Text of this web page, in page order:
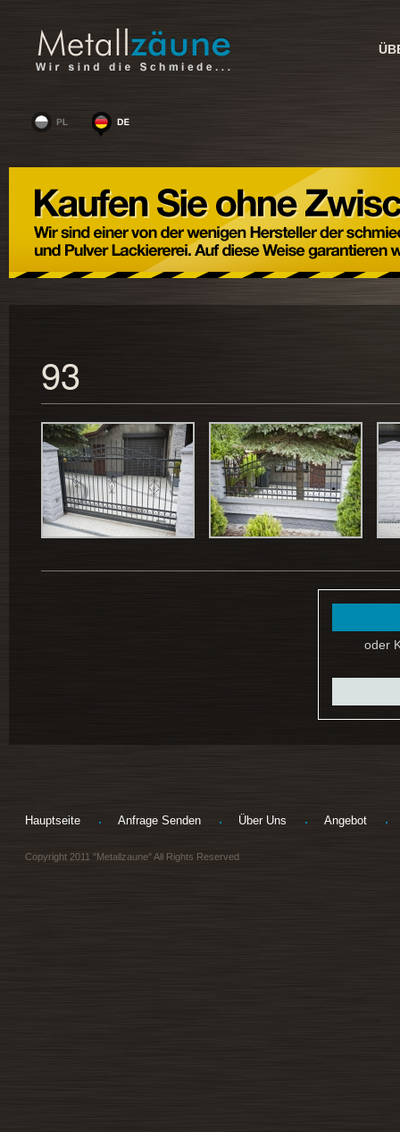
93
oder
Hauptseite Anfrage Senden Über Uns Angebot
Copyright 2011 "Metallzaune" All Rights Reserved